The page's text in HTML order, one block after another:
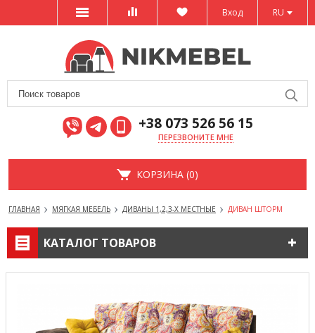
RU
Вход
+38 073 526 56 15
ПЕРЕЗВОНИТЕ МНЕ
КОРЗИНА (0)
ГЛАВНАЯ МЯГКАЯ МЕБЕЛЬ ДИВАНЫ 1,2,3-Х МЕСТНЫЕ ДИВАН ШТОРМ
КАТАЛОГ ТОВАРОВ